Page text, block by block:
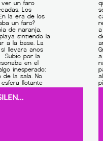
EL FARO DE LAS MAREAS SILENCIOSAS